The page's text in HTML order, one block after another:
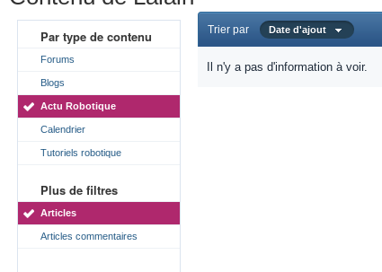
Par type de contenu
Forums
Blogs
Actu Robotique
Calendrier
Tutoriels robotique
Plus de filtres
Articles
Articles commentaires
Trier par Date d'ajout
Il n'y a pas d'information à voir.